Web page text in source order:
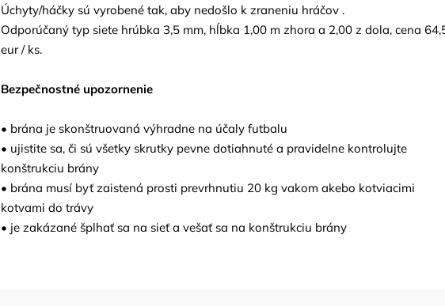
Úchyty/háčky sú vyrobené tak, aby nedošlo k zraneniu hráčov .
Odporúčaný typ siete hrúbka 3,5 mm, hĺbka 1,00 m zhora a 2,00 z dola, cena
eur / ks.
Bezpečnostné upozornenie
• brána je skonštruovaná výhradne na účaly futbalu
• ujistite sa, či sú všetky skrutky pevne dotiahnuté a pravidelne kontrolujte
konštrukciu brány
• brána musí byť zaistená prosti prevrhnutiu 20 kg vakom akebo kotviacimi
kotvami do trávy
• je zakázané šplhať sa na sieť a vešať sa na konštrukciu brány